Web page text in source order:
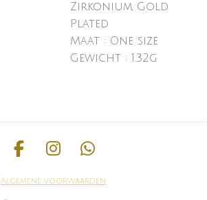
Zirkonium, Gold
Plated
Maat : One size
Gewicht : 1.32g
F
c
I
s
W
a
Algemene voorwaarden